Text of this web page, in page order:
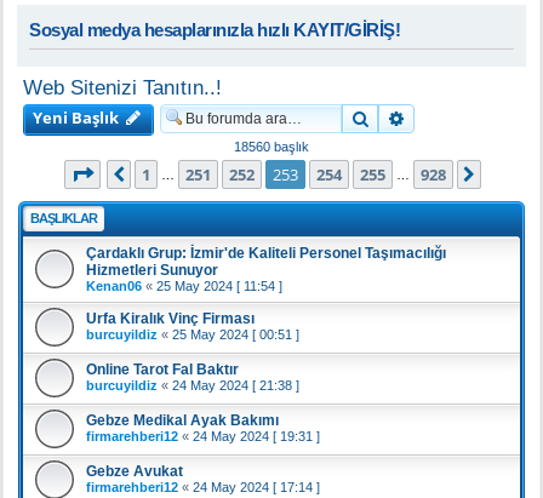
Sosyal medya hesaplarınızla hızlı KAYIT/GİRİŞ!
Web Sitenizi Tanıtın..!
Yeni Başlık
Ara
18560 başlık
253. sayfa (Toplam928 sayfa)
Önceki
1 251 252 253 254 255 928
BAŞLIKLAR
Çardaklı Grup: İzmir'de Kaliteli Personel Taşımacılığı
Hizmetleri Sunuyor
Kenan06 « 25 May 2024 [ 11:54 ]
Urfa Kiralık Vinç Firması
burcuyildiz « 25 May 2024 [ 00:51 ]
Online Tarot Fal Baktır
burcuyildiz « 24 May 2024 [ 21:38 ]
Gebze Medikal Ayak Bakımı
firmarehberi12 « 24 May 2024 [ 19:31 ]
Gebze Avukat
firmarehberi12 « 24 May 2024 [ 17:14 ]